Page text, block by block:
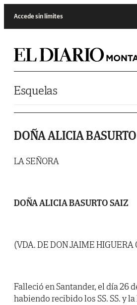
Accede sin límites
Esquelas
DOÑA ALICIA
LA SEÑORA
DOÑA ALICIA BASURTO SAIZ
(VDA. DE DON JAIME HIGUERA
Falleció en Santander, el día 26
habiendo recibido los SS. SS. y la